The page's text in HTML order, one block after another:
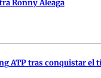
Ronny Aleaga
ATP tras conquistar el